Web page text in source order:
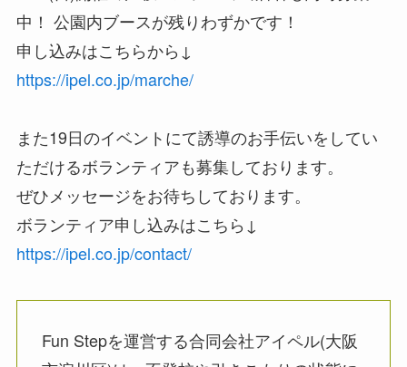
中！ 公園内ブースが残りわずかです！
申し込みはこちらから↓
https://ipel.co.jp/marche/
また19日のイベントにて誘導のお手伝いをしてい
ただけるボランティアも募集しております。
ぜひメッセージをお待ちしております。
ボランティア申し込みはこちら↓
https://ipel.co.jp/contact/
Fun Stepを運営する合同会社アイペル(大阪